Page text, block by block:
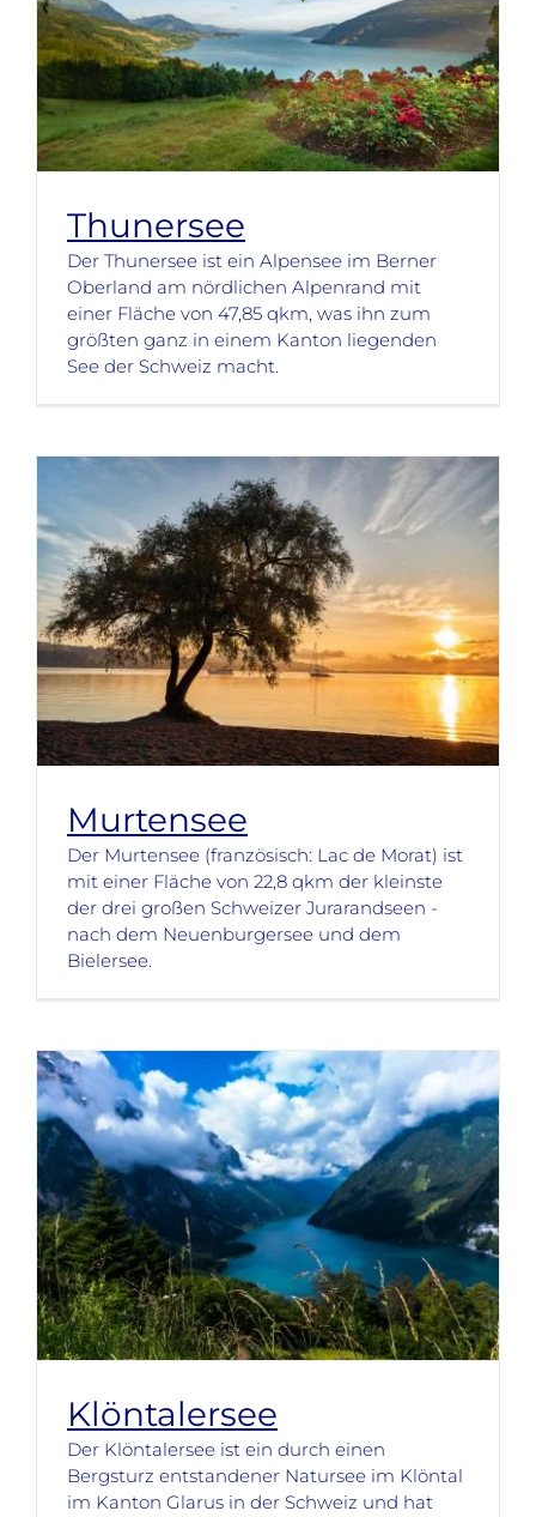
Thunersee
Der Thunersee ist ein Alpensee im Berner
Oberland am nördlichen Alpenrand mit
einer Fläche von 47,85 qkm, was ihn zum
größten ganz in einem Kanton liegenden
See der Schweiz macht.
Murtensee
Der Murtensee (französisch: Lac de Morat) ist
mit einer Fläche von 22,8 qkm der kleinste
der drei großen Schweizer Jurarandseen -
nach dem Neuenburgersee und dem
Bielersee.
Klöntalersee
Der Klöntalersee ist ein durch einen
Bergsturz entstandener Natursee im Klöntal
im Kanton Glarus in der Schweiz und hat